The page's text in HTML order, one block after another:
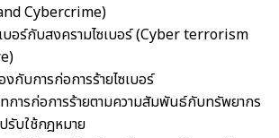
Cybercrime)
บอร์กับสงครามไซเบอร์ (Cyber terrorism
กับการก่อการร้ายไซเบอร์
การก่อการร้ายตามความสัมพันธ์กับทรัพยากร
รับใช้กฎหมาย